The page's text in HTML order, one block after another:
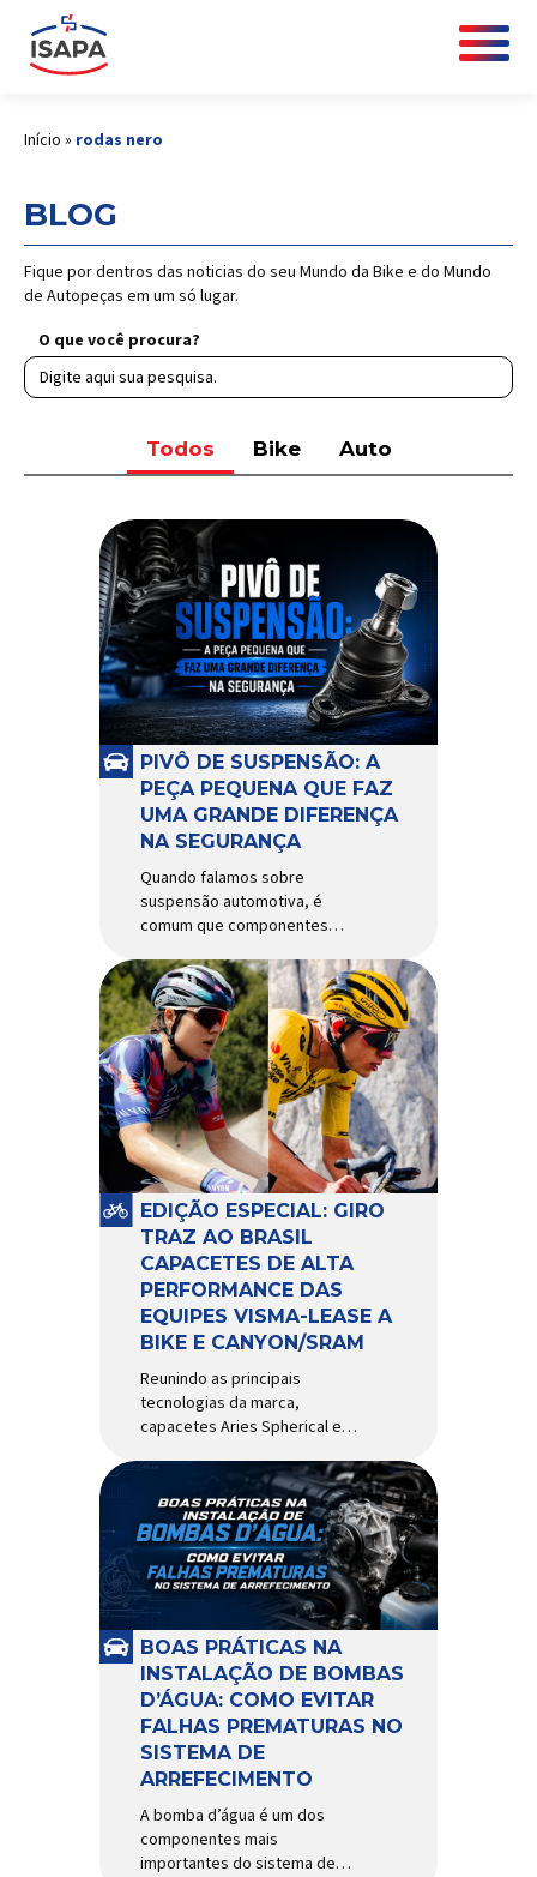
Início » rodas nero
BLOG
Fique por dentros das noticias do seu Mundo da Bike e do Mundo
de Autopeças em um só lugar.
O que você procura?
Todos Bike Auto
PIVÔ DE SUSPENSÃO: A
PEÇA PEQUENA QUE FAZ
UMA GRANDE DIFERENÇA
NA SEGURANÇA
Quando falamos sobre
suspensão automotiva, é
comum que componentes
recebam mais atenção. Porém,
existe uma peça relativamente
pequena que desempenha um
papel fundamental na
segurança e no
comportamento do veículo: o
pivô de suspensão.
Responsável por conectar
diferentes componentes do
sistema e permitir os
movimentos necessários
durante a condução, o pivô […]
EDIÇÃO ESPECIAL: GIRO
TRAZ AO BRASIL
CAPACETES DE ALTA
PERFORMANCE DAS
EQUIPES VISMA-LEASE A
BIKE E CANYON/SRAM
Reunindo as principais
tecnologias da marca,
capacetes Aries Spherical e
ao país com a pintura oficial
utilizada por equipes do World
Tour Patrocinadora de algumas
das principais equipes de
ciclismo do mundo, a Giro é
uma das marcas de capacetes
e acessórios para ciclismo
mais reconhecida no Brasil.
Importada e distribuída […]
BOAS PRÁTICAS NA
INSTALAÇÃO DE BOMBAS
D’ÁGUA: COMO EVITAR
FALHAS PREMATURAS NO
SISTEMA DE
ARREFECIMENTO
A bomba d’água é um dos
componentes mais
importantes do sistema de